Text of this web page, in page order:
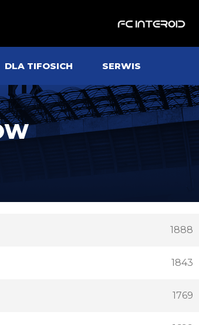
DLA TIFOSICH SERWIS
1888
1843
1769